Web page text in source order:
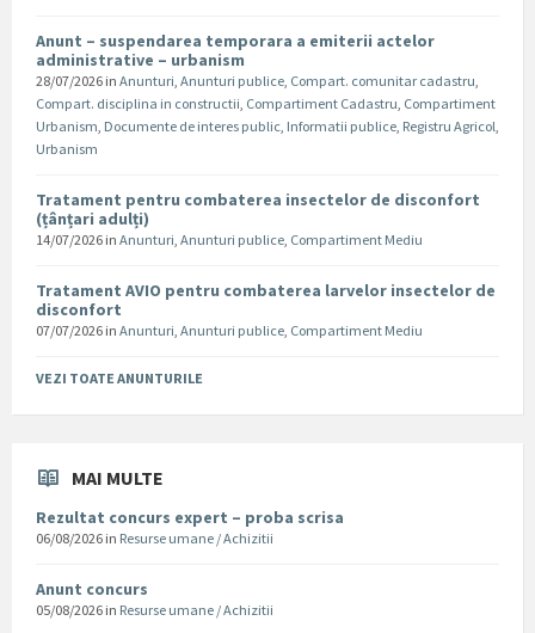
Anunt – suspendarea temporara a emiterii actelor
administrative – urbanism
28/07/2026 in Anunturi, Anunturi publice, Compart. comunitar cadastru,
Compart. disciplina in constructii, Compartiment Cadastru, Compartiment
Urbanism, Documente de interes public, Informatii publice, Registru Agricol,
Urbanism
Tratament pentru combaterea insectelor de disconfort
(țânțari adulți)
14/07/2026 in Anunturi, Anunturi publice, Compartiment Mediu
Tratament AVIO pentru combaterea larvelor insectelor de
disconfort
07/07/2026 in Anunturi, Anunturi publice, Compartiment Mediu
VEZI TOATE ANUNTURILE
MAI MULTE
Rezultat concurs expert – proba scrisa
06/08/2026 in Resurse umane / Achizitii
Anunt concurs
05/08/2026 in Resurse umane / Achizitii